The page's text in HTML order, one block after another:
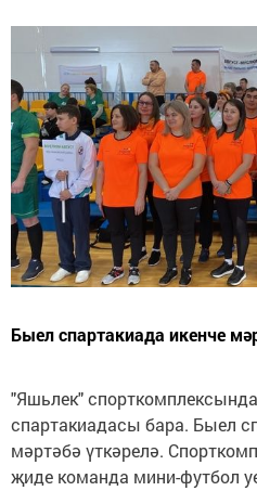
Быел спартакиада икенче
"Яшьлек" спорткомплексында
спартакиадасы бара. Быел
мәртәбә үткәрелә.
җиде команда мини-футбол